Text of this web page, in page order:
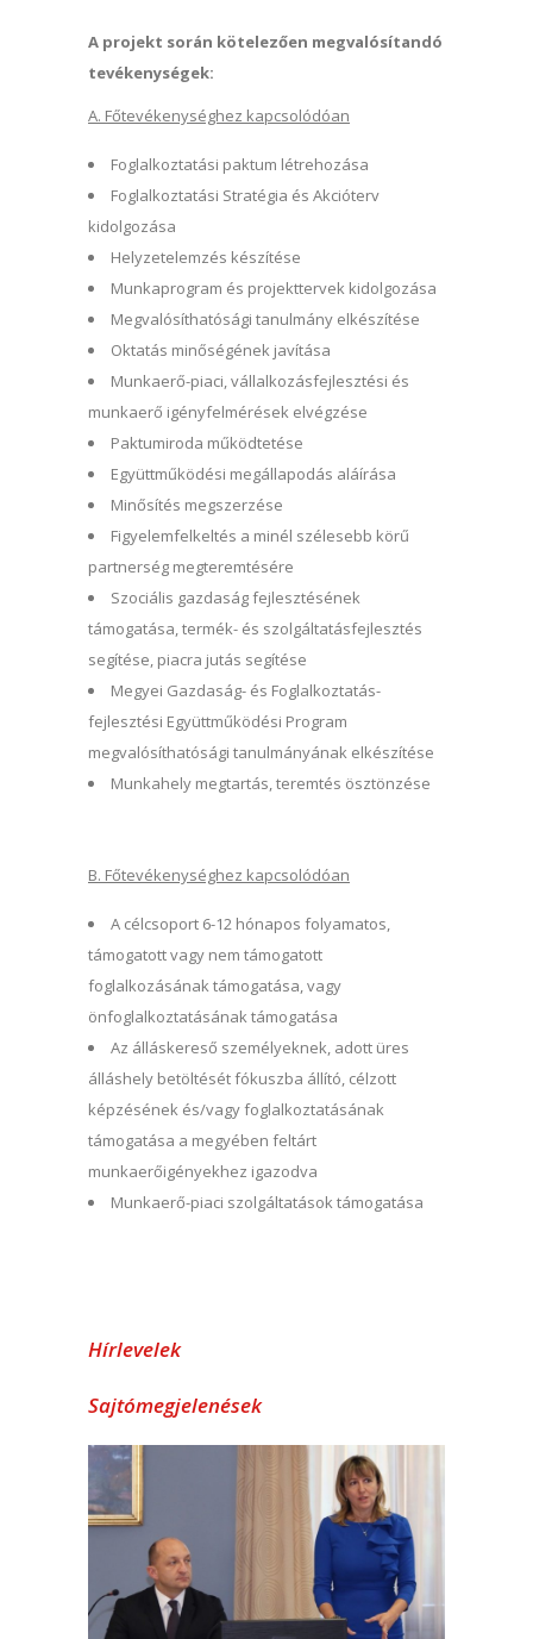
A projekt során kötelezően megvalósítandó
tevékenységek:
A. Főtevékenységhez kapcsolódóan
Foglalkoztatási paktum létrehozása
Foglalkoztatási Stratégia és Akcióterv
kidolgozása
Helyzetelemzés készítése
Munkaprogram és projekttervek kidolgozása
Megvalósíthatósági tanulmány elkészítése
Oktatás minőségének javítása
Munkaerő-piaci, vállalkozásfejlesztési és
munkaerő igényfelmérések elvégzése
Paktumiroda működtetése
Együttműködési megállapodás aláírása
Minősítés megszerzése
Figyelemfelkeltés a minél szélesebb körű
partnerség megteremtésére
Szociális gazdaság fejlesztésének
támogatása, termék- és szolgáltatásfejlesztés
segítése, piacra jutás segítése
Megyei Gazdaság- és Foglalkoztatás-
fejlesztési Együttműködési Program
megvalósíthatósági tanulmányának elkészítése
Munkahely megtartás, teremtés ösztönzése
B. Főtevékenységhez kapcsolódóan
A célcsoport 6-12 hónapos folyamatos,
támogatott vagy nem támogatott
foglalkozásának támogatása, vagy
önfoglalkoztatásának támogatása
Az álláskereső személyeknek, adott üres
álláshely betöltését fókuszba állító, célzott
képzésének és/vagy foglalkoztatásának
támogatása a megyében feltárt
munkaerőigényekhez igazodva
Munkaerő-piaci szolgáltatások támogatása
Hírlevelek
Sajtómegjelenések